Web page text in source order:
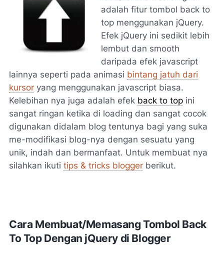
adalah fitur tombol back to
top menggunakan jQuery.
Efek jQuery ini sedikit lebih
lembut dan smooth
daripada efek javascript
lainnya seperti pada animasi bintang jatuh dari
kursor yang menggunakan javascript biasa.
Kelebihan nya juga adalah efek back to top ini
sangat ringan ketika di loading dan sangat cocok
digunakan didalam blog tentunya bagi yang suka
me-modifikasi blog-nya dengan sesuatu yang
unik, indah dan bermanfaat. Untuk membuat nya
silahkan ikuti tips & tricks blogger berikut.
Cara Membuat/Memasang Tombol Back
To Top Dengan jQuery di Blogger